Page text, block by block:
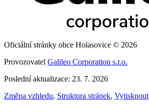
Oficiální stránky obce Holasovice © 2026
Provozovatel Galileo Corporation s.r.o.
Poslední aktualizace: 23. 7. 2026
Změna vzhledu, Struktura stránek, Vytisknout